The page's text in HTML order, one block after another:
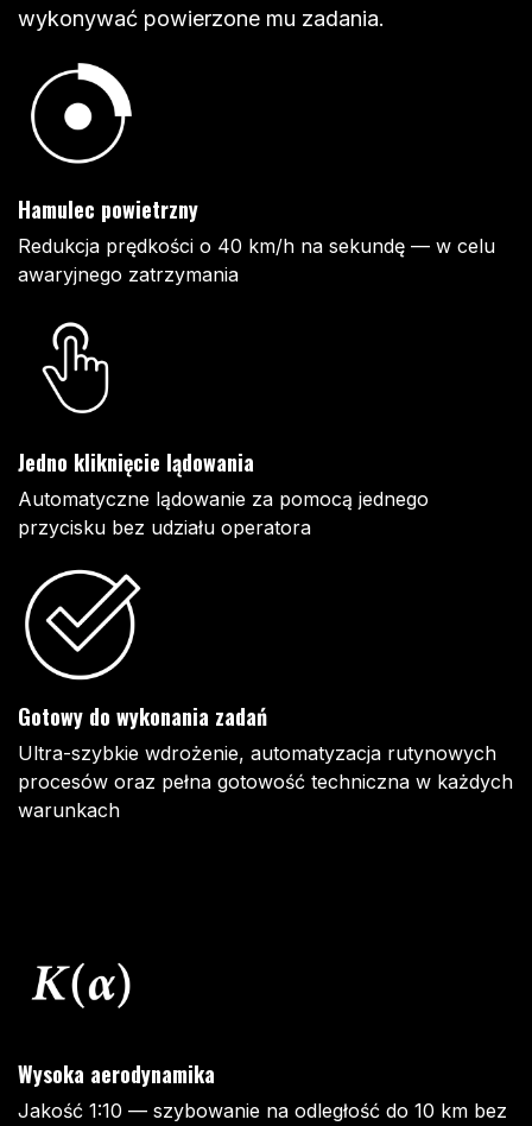
wykonywać powierzone mu zadania.
Hamulec powietrzny
Redukcja prędkości o 40 km/h na sekundę — w celu
awaryjnego zatrzymania
Jedno kliknięcie lądowania
Automatyczne lądowanie za pomocą jednego
przycisku bez udziału operatora
Gotowy do wykonania zadań
Ultra-szybkie wdrożenie, automatyzacja rutynowych
procesów oraz pełna gotowość techniczna w każdych
warunkach
Wysoka aerodynamika
Jakość 1:10 — szybowanie na odległość do 10 km bez